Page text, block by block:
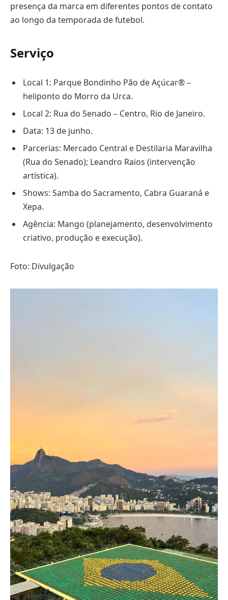
presença da marca em diferentes pontos de contato
ao longo da temporada de futebol.
Serviço
Local 1: Parque Bondinho Pão de Açúcar® –
heliponto do Morro da Urca.
Local 2: Rua do Senado – Centro, Rio de Janeiro.
Data: 13 de junho.
Parcerias: Mercado Central e Destilaria Maravilha
(Rua do Senado); Leandro Raios (intervenção
artística).
Shows: Samba do Sacramento, Cabra Guaraná e
Xepa.
Agência: Mango (planejamento, desenvolvimento
criativo, produção e execução).
Foto: Divulgação